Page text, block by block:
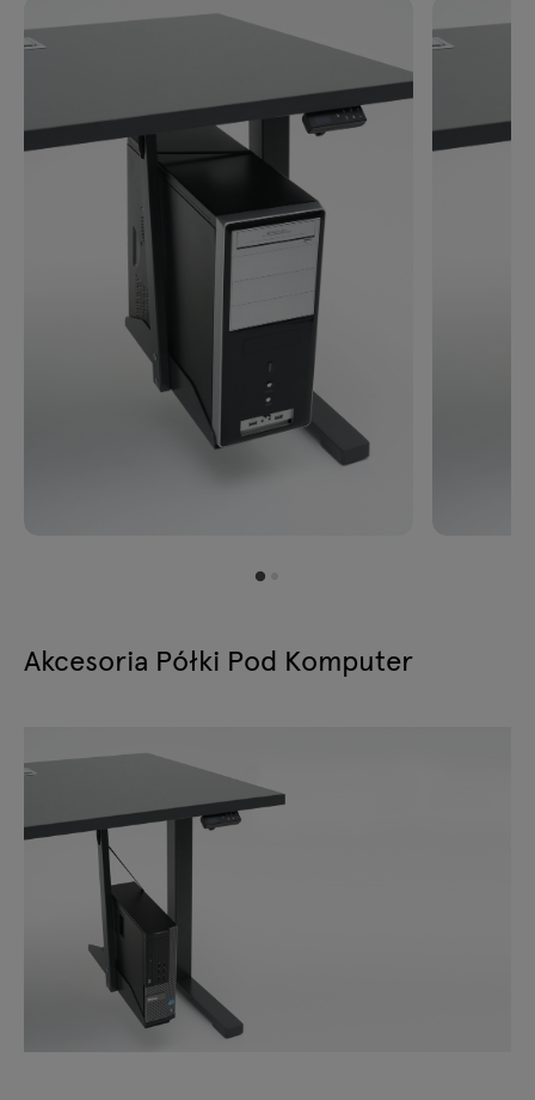
Akcesoria Półki Pod Komputer